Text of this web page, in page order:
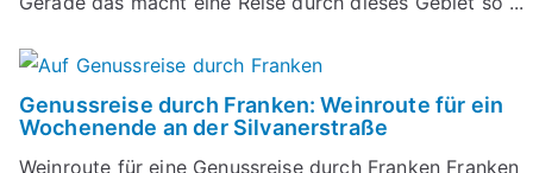
Genussreise durch Franken: Weinroute für ein
Wochenende an der Silvanerstraße
Weinroute für eine Genussreise durch Franken Franken